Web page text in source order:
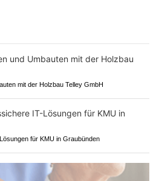
mit der Holzbau Telley GmbH
für KMU in Graubünden